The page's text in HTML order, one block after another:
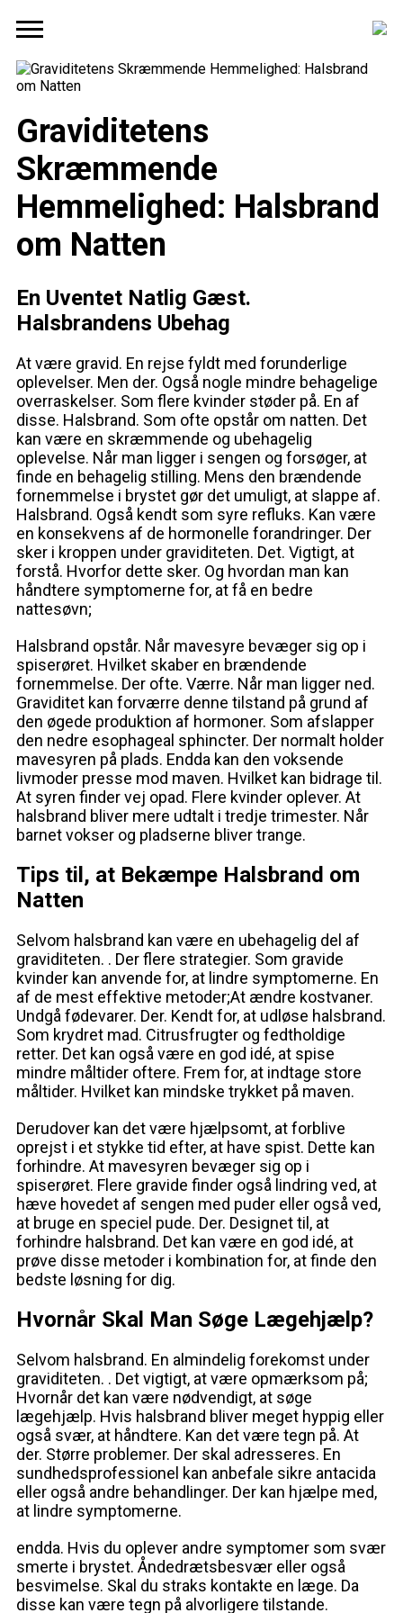
Graviditetens
Skræmmende
Hemmelighed: Halsbrand
om Natten
En Uventet Natlig Gæst.
Halsbrandens Ubehag
At være gravid. En rejse fyldt med forunderlige
oplevelser. Men der. Også nogle mindre behagelige
overraskelser. Som flere kvinder støder på. En af
disse. Halsbrand. Som ofte opstår om natten. Det
kan være en skræmmende og ubehagelig
oplevelse. Når man ligger i sengen og forsøger, at
finde en behagelig stilling. Mens den brændende
fornemmelse i brystet gør det umuligt, at slappe af.
Halsbrand. Også kendt som syre refluks. Kan være
en konsekvens af de hormonelle forandringer. Der
sker i kroppen under graviditeten. Det. Vigtigt, at
forstå. Hvorfor dette sker. Og hvordan man kan
håndtere symptomerne for, at få en bedre
nattesøvn;
Halsbrand opstår. Når mavesyre bevæger sig op i
spiserøret. Hvilket skaber en brændende
fornemmelse. Der ofte. Værre. Når man ligger ned.
Graviditet kan forværre denne tilstand på grund af
den øgede produktion af hormoner. Som afslapper
den nedre esophageal sphincter. Der normalt holder
mavesyren på plads. Endda kan den voksende
livmoder presse mod maven. Hvilket kan bidrage til.
At syren finder vej opad. Flere kvinder oplever. At
halsbrand bliver mere udtalt i tredje trimester. Når
barnet vokser og pladserne bliver trange.
Tips til, at Bekæmpe Halsbrand om
Natten
Selvom halsbrand kan være en ubehagelig del af
graviditeten. . Der flere strategier. Som gravide
kvinder kan anvende for, at lindre symptomerne. En
af de mest effektive metoder;At ændre kostvaner.
Undgå fødevarer. Der. Kendt for, at udløse halsbrand.
Som krydret mad. Citrusfrugter og fedtholdige
retter. Det kan også være en god idé, at spise
mindre måltider oftere. Frem for, at indtage store
måltider. Hvilket kan mindske trykket på maven.
Derudover kan det være hjælpsomt, at forblive
oprejst i et stykke tid efter, at have spist. Dette kan
forhindre. At mavesyren bevæger sig op i
spiserøret. Flere gravide finder også lindring ved, at
hæve hovedet af sengen med puder eller også ved,
at bruge en speciel pude. Der. Designet til, at
forhindre halsbrand. Det kan være en god idé, at
prøve disse metoder i kombination for, at finde den
bedste løsning for dig.
Hvornår Skal Man Søge Lægehjælp?
Selvom halsbrand. En almindelig forekomst under
graviditeten. . Det vigtigt, at være opmærksom på;
Hvornår det kan være nødvendigt, at søge
lægehjælp. Hvis halsbrand bliver meget hyppig eller
også svær, at håndtere. Kan det være tegn på. At
der. Større problemer. Der skal adresseres. En
sundhedsprofessionel kan anbefale sikre antacida
eller også andre behandlinger. Der kan hjælpe med,
at lindre symptomerne.
endda. Hvis du oplever andre symptomer som svær
smerte i brystet. Åndedrætsbesvær eller også
besvimelse. Skal du straks kontakte en læge. Da
disse kan være tegn på alvorligere tilstande.